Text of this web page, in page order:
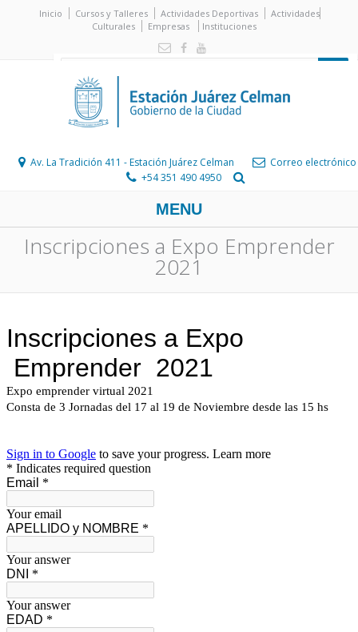
Inicio Cursos y Talleres Actividades Deportivas
Actividades
Culturales
Empresas Instituciones
Av. La Tradición 411 - Estación Juárez Celman
Correo electrónico
+54 351 490 4950
MENU
Inscripciones a Expo Emprender
2021